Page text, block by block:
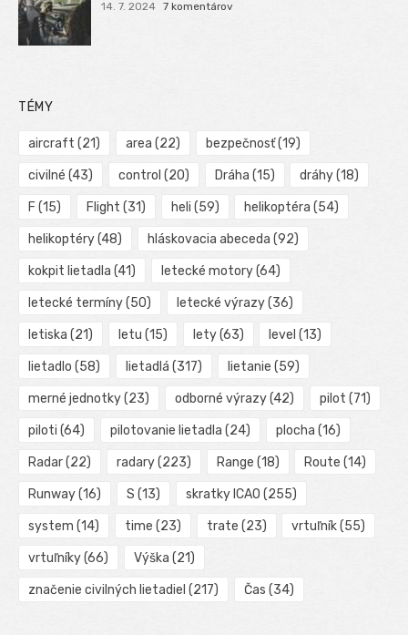
14. 7. 2024 7 komentárov
TÉMY
aircraft (21) area (22) bezpečnosť(19)
civilné (43) control (20) Dráha (15) dráhy(18)
F (15) Flight (31) heli (59) helikoptéra (54)
helikoptéry(48) hláskovacia abeceda (92)
kokpit lietadla (41) letecké motory(64)
letecké termíny(50) letecké výrazy(36)
letiska (21) letu (15) lety(63) level (13)
lietadlo (58) lietadlá (317) lietanie (59)
merné jednotky(23) odborné výrazy(42) pilot (71)
piloti (64) pilotovanie lietadla (24) plocha (16)
Radar(22) radary(223) Range (18) Route (14)
Runway(16) S (13) skratky ICAO (255)
system (14) time (23) trate (23) vrtuľník(55)
vrtuľníky(66) Výška (21)
značenie civilných lietadiel (217) Čas (34)